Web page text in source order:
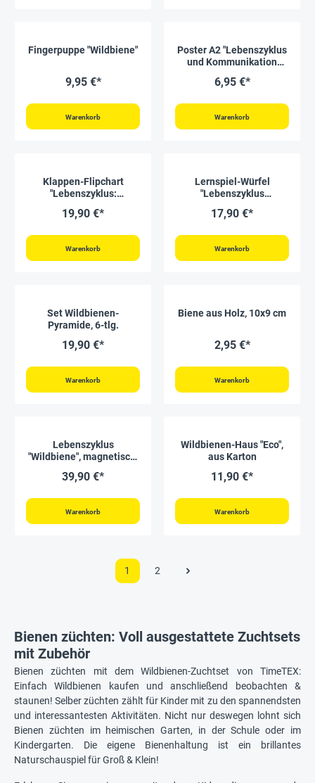
Fingerpuppe "Wildbiene"
9,95 €*
Warenkorb
Poster A2 "Lebenszyklus
und Kommunikation
6,95 €*
Warenkorb
Klappen-Flipchart
"Lebenszyklus:
Co."
19,90 €*
Warenkorb
Lernspiel-Würfel
"Lebenszyklus
tlg.
17,90 €*
Warenkorb
Set Wildbienen-
Pyramide, 6-tlg.
19,90 €*
Warenkorb
Biene aus Holz, 10x9 cm
2,95 €*
Warenkorb
Lebenszyklus
"Wildbiene", magnetisch,
39,90 €*
Warenkorb
Wildbienen-Haus "Eco",
aus Karton
11,90 €*
Warenkorb
1 2
Bienen züchten: Voll ausgestattete Zuchtsets
mit Zubehör
Bienen züchten mit dem Wildbienen-Zuchtset von TimeTEX:
Einfach Wildbienen kaufen und anschließend beobachten &
staunen! Selber züchten zählt für Kinder mit zu den spannendsten
und interessantesten Aktivitäten. Nicht nur deswegen lohnt sich
Bienen züchten im heimischen Garten, in der Schule oder im
Kindergarten. Die eigene Bienenhaltung ist ein brillantes
Naturschauspiel für Groß & Klein!